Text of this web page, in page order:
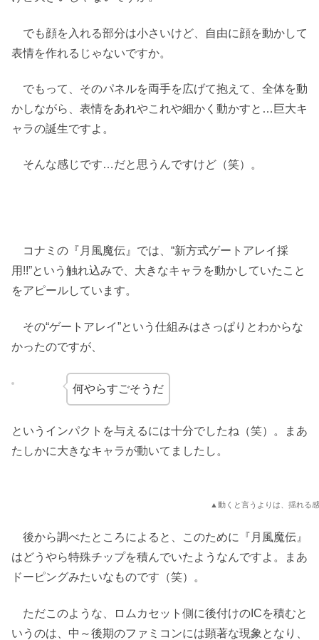
でも顔を入れる部分は小さいけど、自由に顔を動かして
表情を作れるじゃないですか。
でもって、そのパネルを両手を広げて抱えて、全体を動
かしながら、表情をあれやこれや細かく動かすと…巨大キ
ャラの誕生ですよ。
そんな感じです…だと思うんですけど（笑）。
コナミの『月風魔伝』では、“新方式ゲートアレイ採
用!!”という触れ込みで、大きなキャラを動かしていたこと
をアピールしています。
その“ゲートアレイ”という仕組みはさっぱりとわからな
かったのですが、
何やらすごそうだ
というインパクトを与えるには十分でしたね（笑）。まあ
たしかに大きなキャラが動いてましたし。
▲動くと言うよりは、揺れる
後から調べたところによると、このために『月風魔伝』
はどうやら特殊チップを積んでいたようなんですよ。まあ
ドーピングみたいなものです（笑）。
ただこのような、ロムカセット側に後付けのICを積むと
いうのは、中～後期のファミコンには顕著な現象となり、